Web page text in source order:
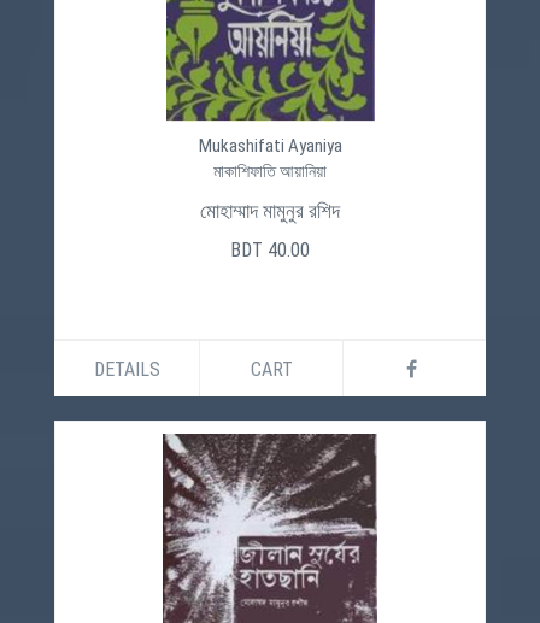
Mukashifati Ayaniya
মাকাশিফাতি আয়ানিয়া
মোহাম্মাদ মামুনুর রশিদ
BDT 40.00
DETAILS CART